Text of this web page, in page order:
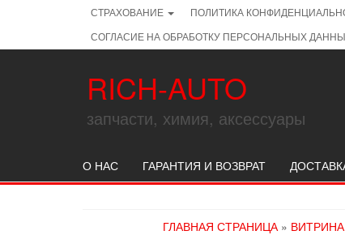
СТРАХОВАНИЕ
ПОЛИТИКА
СОГЛАСИЕ НА ОБРАБОТКУ ПЕРСОНАЛЬНЫХ
RICH-AUTO
запчасти, химия, аксессуары
О НАС ГАРАНТИЯ И ВОЗВРАТ
ГЛАВНАЯ СТРАНИЦА» ВИТРИНА